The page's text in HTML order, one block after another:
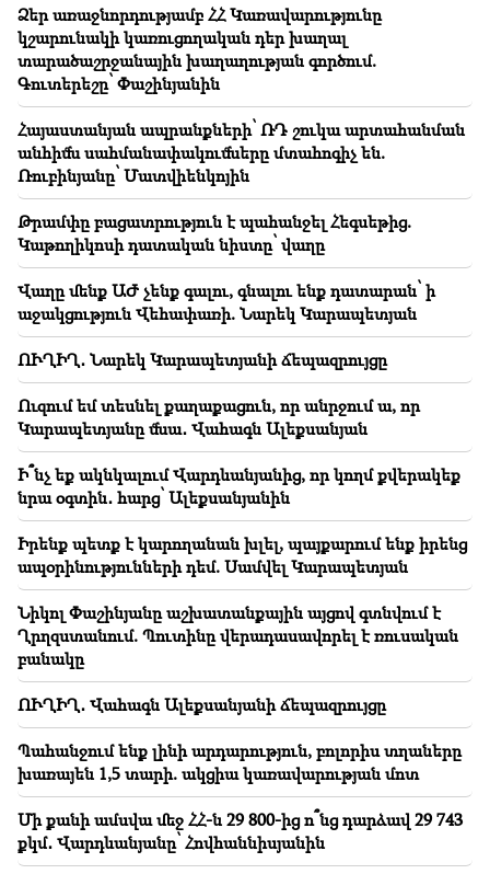
20:05
Նոր մեղադրանք՝ Գագիկ Ծառուկյանին. Թրամփը
ընտրել է իր իրավահաջորդին (տեսանյութ)
19:46
Գումարը կհոսի այս կենդանակերպի նշանների
ձեռքը. ո՞վ կհարստանա
19:37 Կարևոր
Ազատություն Բաքվի բանտերում գտնվող բոլոր
հայերին․ Աբրահամյան
19:28 Կարևոր
Ձեր առաջնորդությամբ ՀՀ Կառավարությունը
կշարունակի կառուցողական դեր խաղալ
տարածաշրջանային խաղաղության գործում.
Գուտերեշը՝ Փաշինյանին
18:35
Ռուսաստանը պատրաստ է շարունակել
Հայաստանի երկաթուղիների կոնցեսիոն
կառավարումը. Օվերչուկ
Հայաստանյան ապրանքների՝ ՌԴ շուկա
արտահանման անհիմն սահմանափակումները
մտահոգիչ են. Ռուբինյանը՝ Մատվիենկոյին
Ձեր առաջնորդությամբ ՀՀ Կառավարությունը
կշարունակի կառուցողական դեր խաղալ
տարածաշրջանային խաղաղության գործում.
Գուտերեշը՝ Փաշինյանին
Հայաստանյան ապրանքների՝ ՌԴ շուկա արտահանման
անհիմն սահմանափակումները մտահոգիչ են.
Ռուբինյանը՝ Մատվիենկոյին
Թրամփը բացատրություն է պահանջել Հեգսեթից.
Կաթողիկոսի դատական նիստը՝ վաղը
Վաղը մենք ԱԺ չենք գալու, գնալու ենք դատարան՝ ի
աջակցություն Վեհափառի. Նարեկ Կարապետյան
ՈՒՂԻՂ․ Նարեկ Կարապետյանի ճեպազրույցը
Ուզում եմ տեսնել քաղաքացուն, որ անրջում ա, որ
Կարապետյանը մնա․ Վահագն Ալեքսանյան
Ի՞նչ եք ակնկալում Վարդևանյանից, որ կողմ քվերակեք
նրա օգտին․ հարց՝ Ալեքսանյանին
Իրենք պետք է կարողանան խլել, պայքարում ենք իրենց
ապօրինությունների դեմ. Սամվել Կարապետյան
Նիկոլ Փաշինյանը աշխատանքային այցով գտնվում է
Ղրղզստանում. Պուտինը վերադասավորել է ռուսական
բանակը
ՈՒՂԻՂ․ Վահագն Ալեքսանյանի ճեպազրույցը
Պահանջում ենք լինի արդարություն, բոլորիս տղաները
խառայեն 1,5 տարի. ակցիա կառավարության մոտ
Մի քանի ամսվա մեջ ՀՀ-ն 29 800-ից ո՞նց դարձավ 29 743
քկմ․ Վարդևանյանը՝ Հովհաննիսյանին